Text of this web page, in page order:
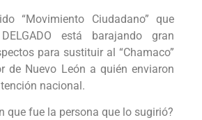
“Movimiento Ciudadano” que
está barajando gran
para sustituir al “Chamaco”
de Nuevo León a quién enviaron
nacional.
que fue la persona que lo sugirió?